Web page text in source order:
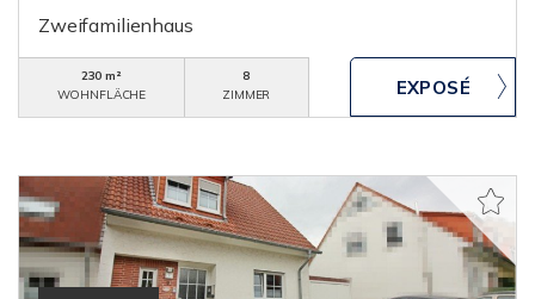
Zweifamilienhaus
230 m²
WOHNFLÄCHE
8
ZIMMER